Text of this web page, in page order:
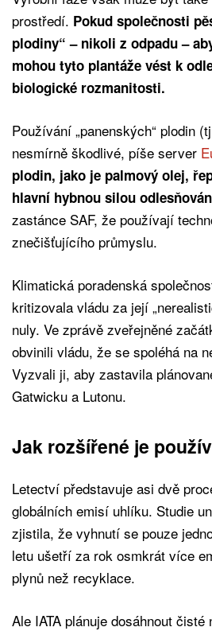
prostředí. Pokud společnosti
plodiny“ – nikoli z odpadu –
mohou tyto plantáže vést k
biologické rozmanitosti.
Používání „panenských“ plodin
nesmírně škodlivé, píše server
plodin, jako je palmový olej,
hlavní hybnou silou
zastánce SAF, že používají
znečišťujícího průmyslu.
Klimatická poradenská
kritizovala vládu za její
nuly. Ve zprávě zveřejněné
obvinili vládu, že se spoléhá na
Vyzvali ji, aby zastavila
Gatwicku a Lutonu.
Jak rozšířené je
Letectví představuje asi dvě
globálních emisí uhlíku. Studie
zjistila, že vyhnutí se pouze
letu ušetří za rok osmkrát více
plynů než recyklace.
Ale IATA plánuje dosáhnout čisté